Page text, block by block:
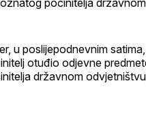
u poslijepodnevnim
otuđio odjevne
državnom